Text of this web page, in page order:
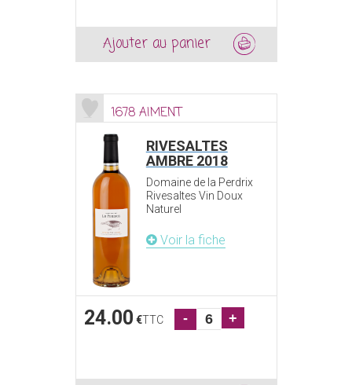
Ajouter au panier
1678 AIMENT
RIVESALTES
AMBRE 2018
Domaine de la Perdrix
Rivesaltes Vin Doux
Naturel
Voir la fiche
24.00 €TTC - +